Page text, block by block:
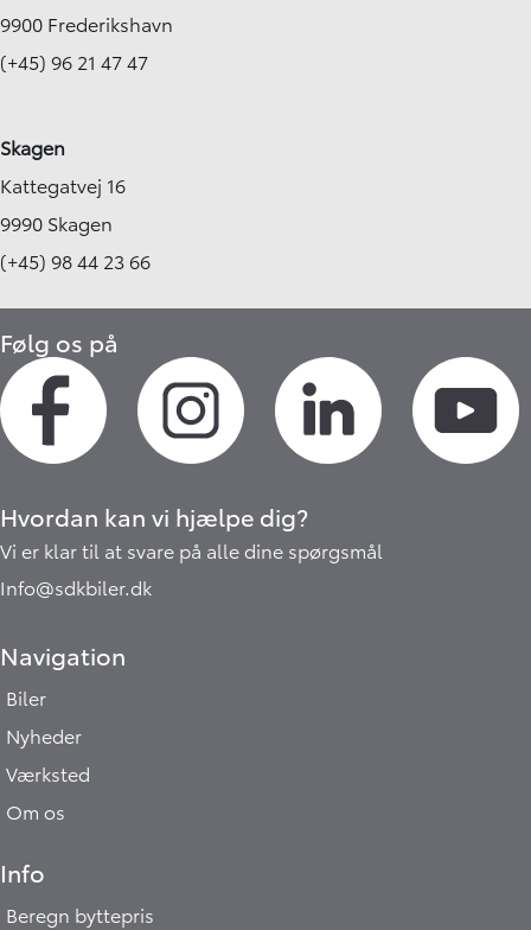
9900 Frederikshavn
(+45) 96 21 47 47
Skagen
Kattegatvej 16
9990 Skagen
(+45) 98 44 23 66
Følg os på
Hvordan kan vi hjælpe dig?
Vi er klar til at svare på alle dine spørgsmål
Info@sdkbiler.dk
Navigation
Biler
Nyheder
Værksted
Om os
Info
Beregn byttepris